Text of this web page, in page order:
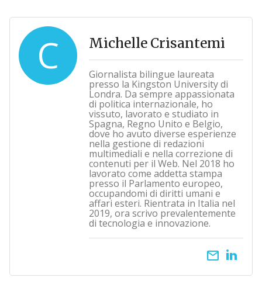
C Michelle Crisantemi
Giornalista bilingue laureata
presso la Kingston University di
Londra. Da sempre appassionata
di politica internazionale, ho
vissuto, lavorato e studiato in
Spagna, Regno Unito e Belgio,
dove ho avuto diverse esperienze
nella gestione di redazioni
multimediali e nella correzione di
contenuti per il Web. Nel 2018 ho
lavorato come addetta stampa
presso il Parlamento europeo,
occupandomi di diritti umani e
affari esteri. Rientrata in Italia nel
2019, ora scrivo prevalentemente
di tecnologia e innovazione.
email